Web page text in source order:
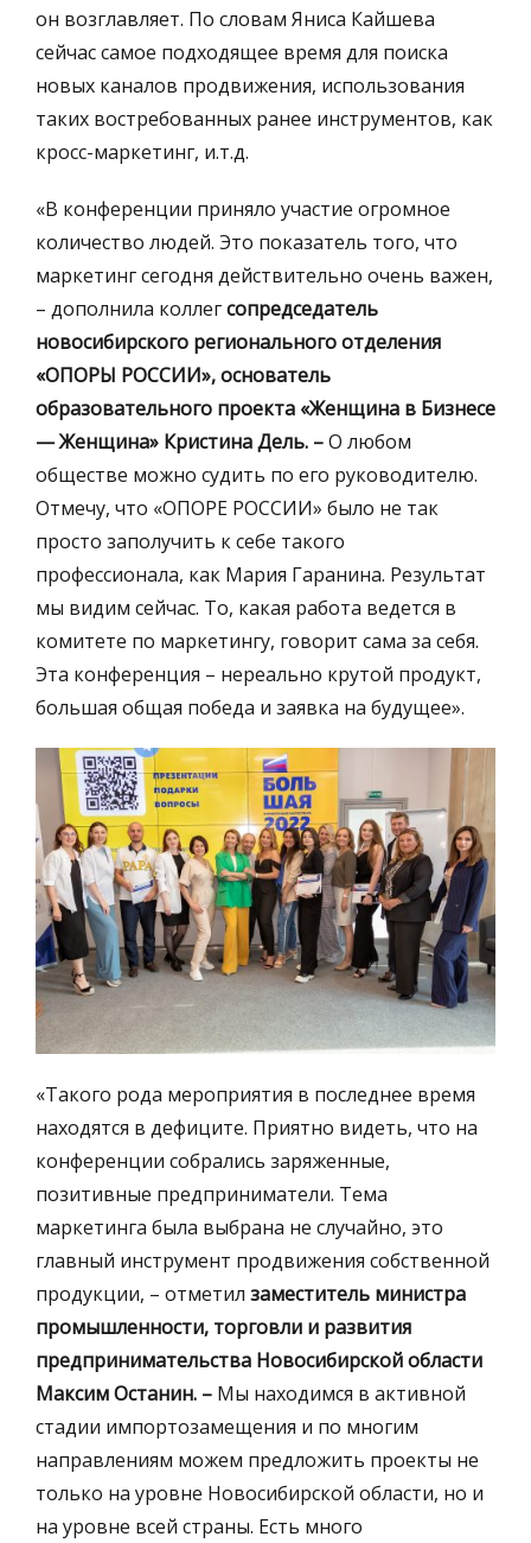
он возглавляет. По словам Яниса Кайшева
сейчас самое подходящее время для поиска
новых каналов продвижения, использования
таких востребованных ранее инструментов, как
кросс-маркетинг, и.т.д.
«В конференции приняло участие огромное
количество людей. Это показатель того, что
маркетинг сегодня действительно очень важен,
– дополнила коллегсопредседатель
новосибирского регионального отделения
«ОПОРЫ РОССИИ», основатель
образовательного проекта «Женщина в Бизнесе
— Женщина» Кристина Дель. –О любом
обществе можно судить по его руководителю.
Отмечу, что «ОПОРЕ РОССИИ» было не так
просто заполучить к себе такого
профессионала, как Мария Гаранина. Результат
мы видим сейчас. То, какая работа ведется в
комитете по маркетингу, говорит сама за себя.
Эта конференция – нереально крутой продукт,
большая общая победа и заявка на будущее».
«Такого рода мероприятия в последнее время
находятся в дефиците. Приятно видеть, что на
конференции собрались заряженные,
позитивные предприниматели. Тема
маркетинга была выбрана не случайно, это
главный инструмент продвижения собственной
продукции, – отметил заместитель министра
промышленности, торговли и развития
предпринимательства Новосибирской области
Максим Останин. – Мы находимся в активной
стадии импортозамещения и по многим
направлениям можем предложить проекты не
только на уровне Новосибирской области, но и
на уровне всей страны. Есть много